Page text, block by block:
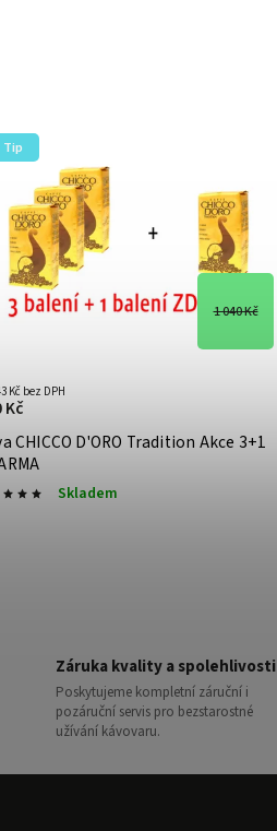
Tip
1 040 Kč
CHICCO D'ORO Tradition Akce 3+1
Skladem
Kč bez DPH
Kč
Záruka kvality a spolehlivosti
Poskytujeme kompletní záruční i
pozáruční servis pro bezstarostné
užívání kávovaru.